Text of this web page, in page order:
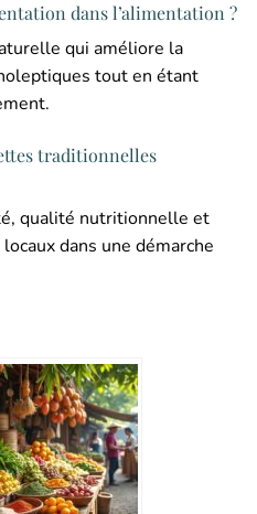
dans l’alimentation ?
qui améliore la
tout en étant
traditionnelles
qualité nutritionnelle et
dans une démarche